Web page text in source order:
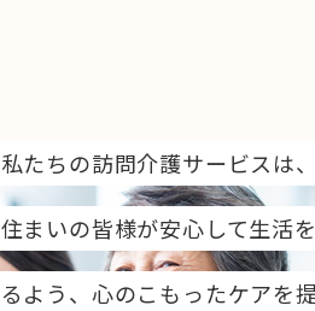
私たちの訪問介護サービスは
住まいの皆様が安心して生活
るよう、心のこもったケアを